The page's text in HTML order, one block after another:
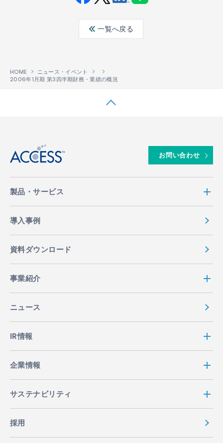
ebo ter
edin
一覧へ戻る
HOME
ニュース・イベント
2006年1月期 第3四半期財務・業績の概況
お問い合わせ
製品・サービス
導入事例
資料ダウンロード
事業紹介
ニュース
IR情報
企業情報
サステナビリティ
採用